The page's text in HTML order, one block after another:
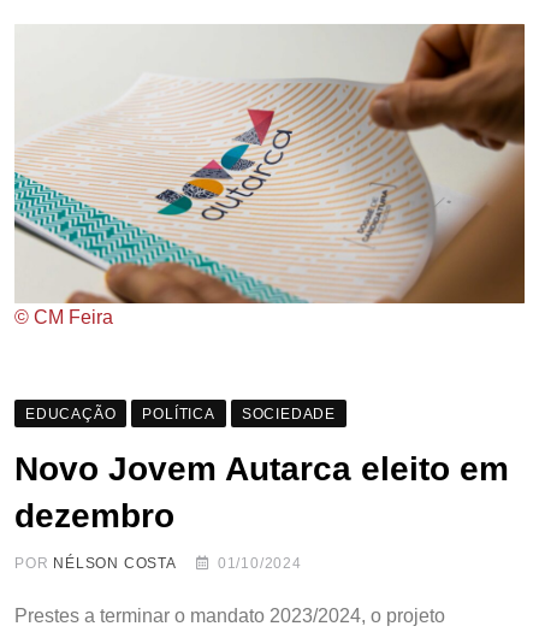
© CM Feira
EDUCAÇÃO POLÍTICA SOCIEDADE
Novo Jovem Autarca eleito em
dezembro
POR NÉLSON COSTA 01/10/2024
Prestes a terminar o mandato 2023/2024, o projeto